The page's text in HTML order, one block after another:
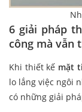
6 giải pháp
công mà vẫn
Khi thiết kế mặt
lo lắng việc ngôi
có những giải